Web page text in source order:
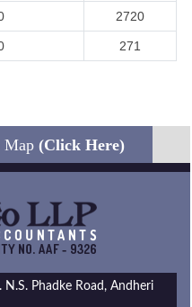
2720
271
Map (Click Here)
Phadke Road, Andheri